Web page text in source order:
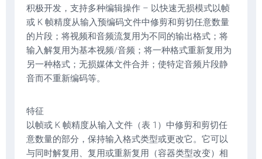
积极开发，支持多种编辑操作 – 以快速无损模式以帧
或 K 帧精度从输入预编码文件中修剪和剪切任意数量
的片段；将视频和音频流复用为不同的输出格式；将
输入解复用为基本视频/音频；将一种格式重新复用为
另一种格式；无损媒体文件合并；使特定音频片段静
音而不重新编码等。
特征
以帧或 K 帧精度从输入文件（表 1）中修剪和剪切任
意数量的部分，保持输入格式类型或更改它。它可以
与同时解复用、复用或重新复用（容器类型改变）相